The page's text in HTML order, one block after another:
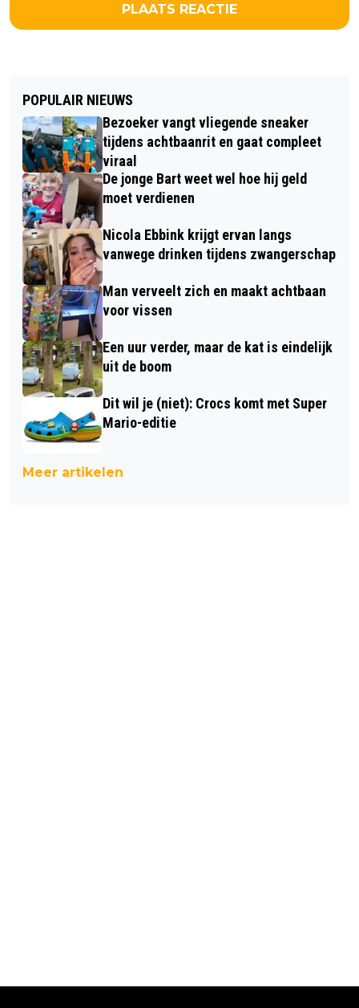
PLAATS REACTIE
POPULAIR NIEUWS
Bezoeker vangt vliegende sneaker
tijdens achtbaanrit en gaat compleet
viraal
De jonge Bart weet wel hoe hij geld
moet verdienen
Nicola Ebbink krijgt ervan langs
vanwege drinken tijdens zwangerschap
Man verveelt zich en maakt achtbaan
voor vissen
Een uur verder, maar de kat is eindelijk
uit de boom
Dit wil je (niet): Crocs komt met Super
Mario-editie
Meer artikelen